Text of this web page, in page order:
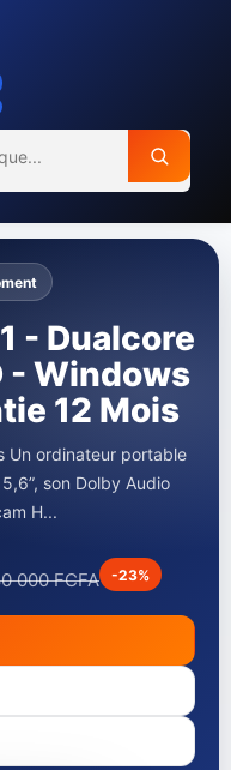
jet
G3410
-12000
Et 7000
noir
sont des modèles
série PIXMA G. Ces
FCFA